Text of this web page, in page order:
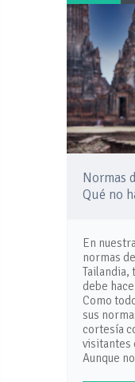
Normas
Qué no
En
normas
Tailandia,
debe
Como
sus
cortesía
visitantes
Aunque